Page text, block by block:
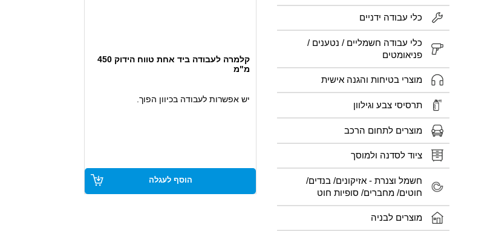
כלי עבודה ידניים
כלי עבודה חשמליים / נטענים /
פניאומטים
מוצרי בטיחות והגנה אישית
תרסיסי צבע וגילוון
מוצרים לתחום הרכב
ציוד לסדנה ולמוסך
חשמל וצנרת - אזיקונים/ בנדים/
חוטים/ מחברים/ סופיות חוט
מוצרים לבניה
קלמרה לעבודה ביד אחת טווח הידוק 450
מ"מ
יש אפשרות לעבודה בכיוון הפוך.
הוסף לעגלה